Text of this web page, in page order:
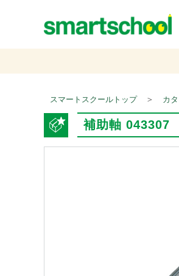
スマートスクールトップ ＞ カ
補助軸 043307